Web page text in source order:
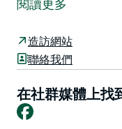
計畫重點關注家庭、
旨在為個人、家庭
布羅肯希爾地區水上
泳池（奧林匹克規格
式溫水游泳池（殘疾
（殘疾人通道）、冒
閱讀更多
造訪網站
聯絡我們
在社群媒體上找
Facebook